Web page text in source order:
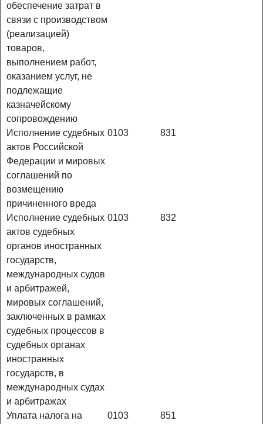
обеспечение затрат в
связи с производством
(реализацией)
товаров,
выполнением работ,
оказанием услуг, не
подлежащие
казначейскому
сопровождению
Исполнение судебных
актов Российской
Федерации и мировых
соглашений по
возмещению
причиненного вреда
0103 831
Исполнение судебных
актов судебных
органов иностранных
государств,
международных судов
и арбитражей,
мировых соглашений,
заключенных в рамках
судебных процессов в
судебных органах
иностранных
государств, в
международных судах
и арбитражах
0103 832
Уплата налога на
0103 851